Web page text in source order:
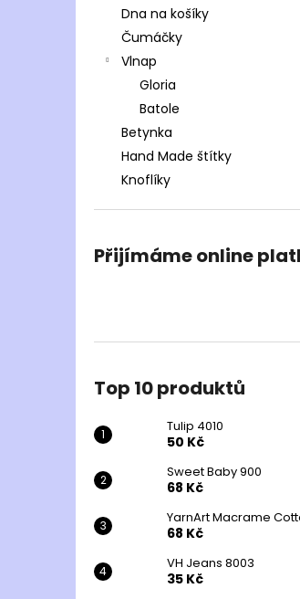
Dna na košíky
Čumáčky
Vlnap
Gloria
Batole
Betynka
Hand Made štítky
Knoflíky
Přijímáme online
Top 10 produktů
Tulip 4010
50 Kč
Sweet Baby 900
68 Kč
YarnArt Macrame
68 Kč
VH Jeans 8003
35 Kč